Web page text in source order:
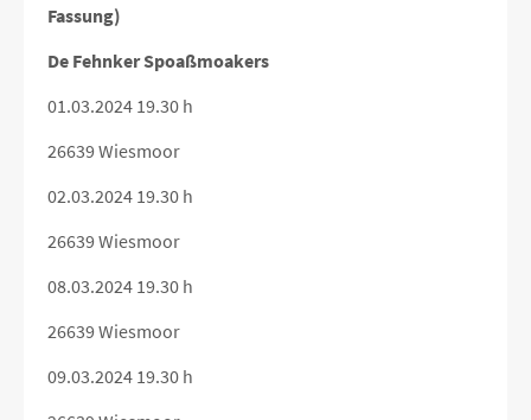
Fassung)
De Fehnker Spoaßmoakers
01.03.2024 19.30 h
26639 Wiesmoor
02.03.2024 19.30 h
26639 Wiesmoor
08.03.2024 19.30 h
26639 Wiesmoor
09.03.2024 19.30 h